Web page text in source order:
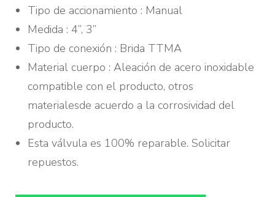
Tipo de accionamiento : Manual
Medida : 4”, 3”
Tipo de conexión : Brida TTMA
Material cuerpo : Aleación de acero inoxidable
compatible con el producto, otros
materialesde acuerdo a la corrosividad del
producto.
Esta válvula es 100% reparable. Solicitar
repuestos.